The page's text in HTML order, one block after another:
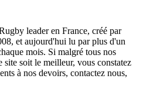
leader en France, créé par
et aujourd'hui lu par plus d'un
mois. Si malgré tous nos
soit le meilleur, vous constatez
à nos devoirs, contactez nous,